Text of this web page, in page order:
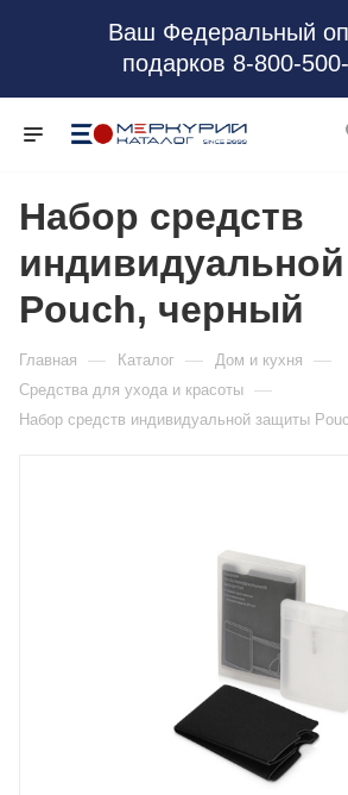
Ваш Федеральный
подарков 8-800-
Набор средств
Pouch, черный
Главная — Каталог — Дом и кухня —
Средства для ухода и красоты —
Набор средств индивидуальной защиты